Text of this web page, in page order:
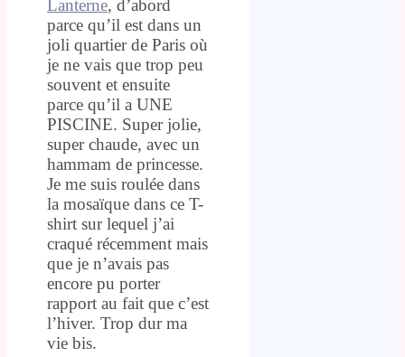
Lanterne, d’abord
parce qu’il est dans un
joli quartier de Paris où
je ne vais que trop peu
souvent et ensuite
parce qu’il a UNE
PISCINE. Super jolie,
super chaude, avec un
hammam de princesse.
Je me suis roulée dans
la mosaïque dans ce T-
shirt sur lequel j’ai
craqué récemment mais
que je n’avais pas
encore pu porter
rapport au fait que c’est
l’hiver. Trop dur ma
vie bis.